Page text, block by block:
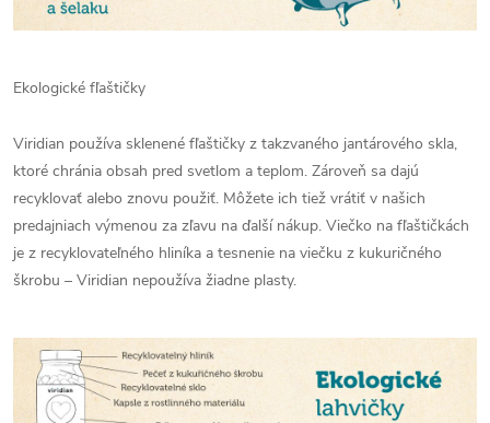
Ekologické fľaštičky
Viridian používa sklenené fľaštičky z takzvaného jantárového skla,
ktoré chránia obsah pred svetlom a teplom. Zároveň sa dajú
recyklovať alebo znovu použiť. Môžete ich tiež vrátiť v našich
predajniach výmenou za zľavu na ďalší nákup. Viečko na fľaštičkách
je z recyklovateľného hliníka a tesnenie na viečku z kukuričného
škrobu – Viridian nepoužíva žiadne plasty.